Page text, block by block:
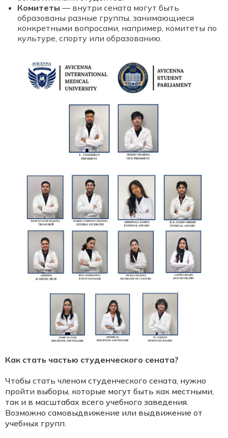
Комитеты — внутри сената могут быть
образованы разные группы, занимающиеся
конкретными вопросами, например, комитеты по
культуре, спорту или образованию.
Как стать частью студенческого сената?
Чтобы стать членом студенческого сената, нужно
пройти выборы, которые могут быть как местными,
так и в масштабах всего учебного заведения.
Возможно самовыдвижение или выдвижение от
учебных групп.